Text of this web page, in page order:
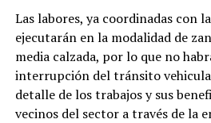
Las labores, ya coordinadas con
ejecutarán en la modalidad de
media calzada, por lo que no
interrupción del tránsito
detalle de los trabajos y sus
vecinos del sector a través de la